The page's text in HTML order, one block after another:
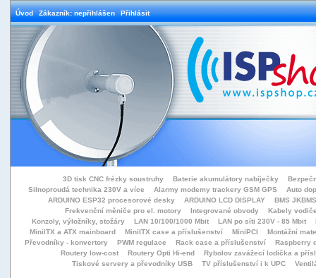
Úvod Zákazník: nepřihlášen Přihlásit
3D tisk CNC frézky soustruhy Baterie akumulátory nabíječky
Silnoproudá technika 230V a více
Alarmy modemy trackery GSM GPS
Auto
ARDUINO ESP32 procesorové desky
ARDUINO LCD DISPLAY
BMS
Frekvenční měniče pro el. motory
Integrované obvody
Kabely
Konzoly, výložníky, stožáry
LAN 10/100/1000 Mbit LAN po síti 230V - 85 Mbit
MiniITX a ATX mainboard
MiniITX case a příslušenství MiniPCI
Montážní
Převodníky - konvertory
PWM regulace Rack case a příslušenství
Raspberry
Routery low-cost
Routery Opti Hi-end
Rybolov zavážecí lodička a přísl
Tiskové servery a převodníky USB
TV příslušenství i k UPC